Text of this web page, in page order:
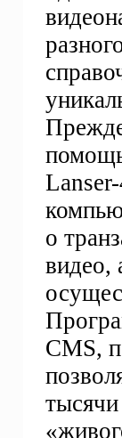
о
видео,
CMS,